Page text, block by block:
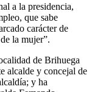
a la presidencia,
que sabe
carácter de
la mujer”.
de Brihuega
alcalde y concejal de
y ha